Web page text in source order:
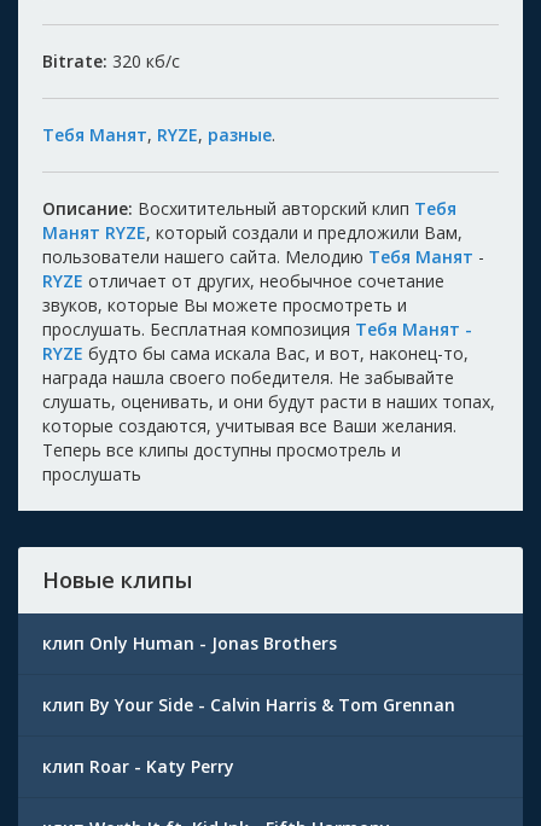
Bitrate: 320 кб/с
Тебя Манят, RYZE, разные.
Описание: Восхитительный авторский клип Тебя
Манят RYZE, который создали и предложили Вам,
пользователи нашего сайта. Мелодию Тебя Манят -
RYZE отличает от других, необычное сочетание
звуков, которые Вы можете просмотреть и
прослушать. Бесплатная композиция Тебя Манят -
RYZE будто бы сама искала Вас, и вот, наконец-то,
награда нашла своего победителя. Не забывайте
слушать, оценивать, и они будут расти в наших топах,
которые создаются, учитывая все Ваши желания.
Теперь все клипы доступны просмотрель и
прослушать
Новые клипы
клип Only Human - Jonas Brothers
клип By Your Side - Calvin Harris & Tom Grennan
клип Roar - Katy Perry